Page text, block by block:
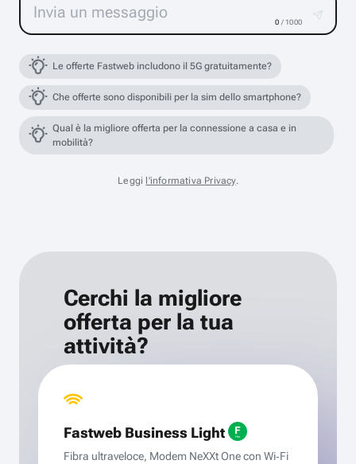
0 / 1000
Le offerte Fastweb includono il 5G gratuitamente?
Che offerte sono disponibili per la sim dello smartphone?
Qual è la migliore offerta per la connessione a casa e in
mobilità?
Leggi l'informativa Privacy.
Cerchi la migliore
offerta per la tua
attività?
Fastweb Business Light
Fibra ultraveloce, Modem NeXXt One con Wi‑Fi